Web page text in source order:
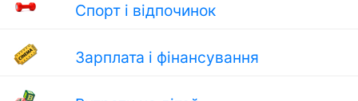
Спорт і відпочинок
Зарплата і фінансування